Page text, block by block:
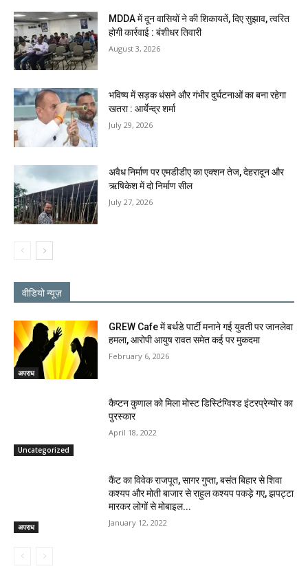
MDDA में दून वासियों ने की शिकायतें, दिए सुझाव, त्वरित
होगी कार्रवाई : बंशीधर तिवारी
August 3, 2026
भविष्य में सड़क धंसने और गंभीर दुर्घटनाओं का बना रहेगा
खतरा : आर्येन्द्र शर्मा
July 29, 2026
अवैध निर्माण पर एमडीडीए का एक्शन तेज, देहरादून और
ऋषिकेश में दो निर्माण सील
July 27, 2026
वीडियो न्यूज़
अपराध
GREW Cafe में बर्थडे पार्टी मनाने गई युवती पर जानलेवा
हमला, आरोपी आयुष रावत समेत कई पर मुकदमा
February 6, 2026
Uncategorized
कैप्टन कुणाल को मिला मोस्ट डिस्टिंग्विश्ड इंटरप्रेन्योर का
पुरस्कार
April 18, 2022
अपराध
कैंट का विवेक राजपूत, सागर गुप्ता, बसंत बिहार से शिवा
कश्यप और मोती बाजार से राहुल कश्यप पकड़े गए, झपट्टा
मारकर लोगों से मोबाइल...
January 12, 2022